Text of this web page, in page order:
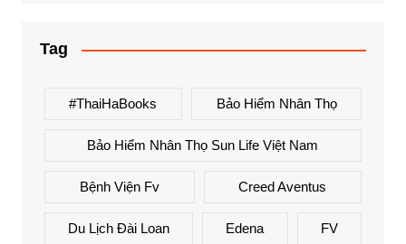
Tag
#ThaiHaBooks Bảo Hiểm Nhân Thọ
Bảo Hiểm Nhân Thọ Sun Life Việt Nam
Bệnh Viện Fv Creed Aventus
Du Lịch Đài Loan Edena FV